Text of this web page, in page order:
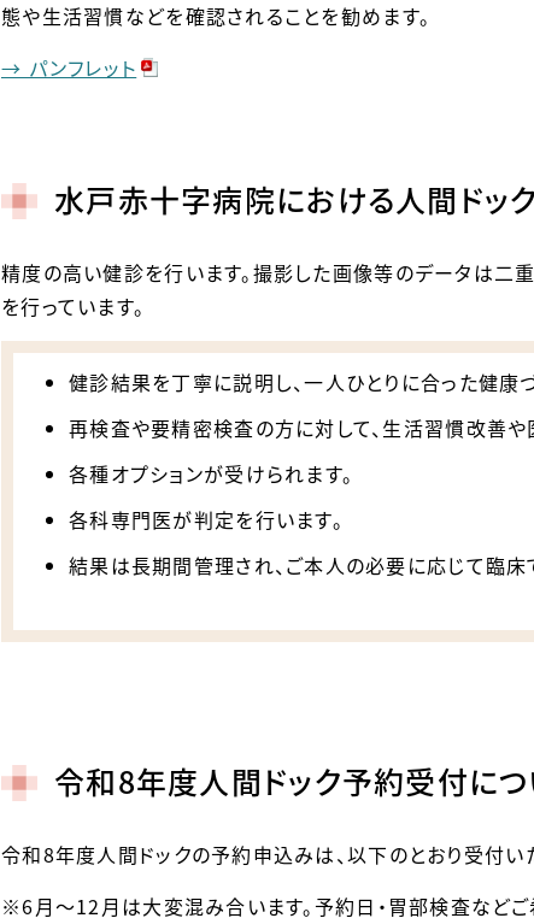
態や生活習慣などを確認されることを勧めます。
→ パンフレット
水戸赤十字病院における人間ドッ
精度の高い健診を行います。撮影した画像等のデータは
を行っています。
健診結果を丁寧に説明し、一人ひとりに合った健康
再検査や要精密検査の方に対して、生活習慣改善や
各種オプションが受けられます。
各科専門医が判定を行います。
結果は長期間管理され、ご本人の必要に応じて臨床
令和8年度人間ドック予約受付につ
令和8年度人間ドックの予約申込みは、以下のとおり受付い
※6月～12月は大変混み合います。予約日・胃部検査などご